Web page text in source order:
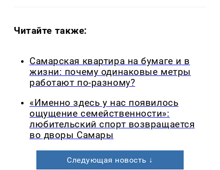
Читайте также:
Самарская квартира на бумаге и в
жизни: почему одинаковые метры
работают по-разному?
«Именно здесь у нас появилось
ощущение семейственности»:
любительский спорт возвращается
во дворы Самары
Следующая новость ↓